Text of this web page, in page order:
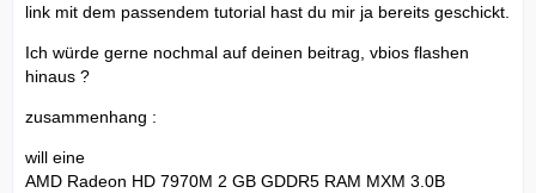
link mit dem passendem tutorial hast du mir ja bereits geschickt.
Ich würde gerne nochmal auf deinen beitrag, vbios flashen
hinaus ?
zusammenhang :
will eine
AMD Radeon HD 7970M 2 GB GDDR5 RAM MXM 3.0B